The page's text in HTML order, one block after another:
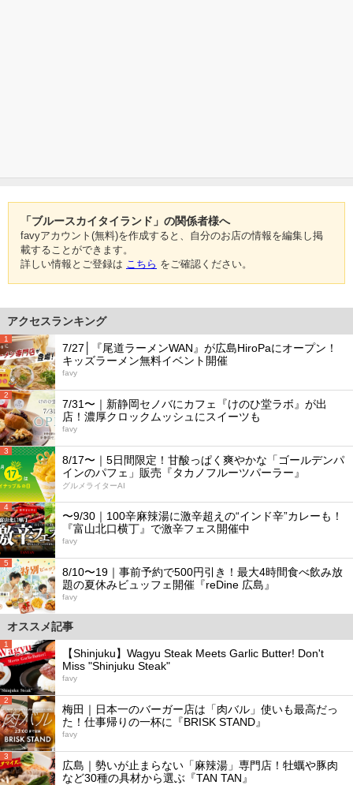
「ブルースカイタイランド」の関係者様へ
favyアカウント(無料)を作成すると、自分のお店の情報を編集し掲
載することができます。
詳しい情報とご登録は こちら をご確認ください。
アクセスランキング
1
7/27│『尾道ラーメンWAN』が広島HiroPaにオープン！
キッズラーメン無料イベント開催
favy
2
7/31〜｜新静岡セノバにカフェ『けのひ堂ラボ』が出
店！濃厚クロックムッシュにスイーツも
favy
3
8/17〜｜5日間限定！甘酸っぱく爽やかな「ゴールデンパ
インのパフェ」販売『タカノフルーツパーラー』
グルメライターAI
4
〜9/30｜100辛麻辣湯に激辛超えの“インド辛”カレーも！
『富山北口横丁』で激辛フェス開催中
favy
5
8/10〜19｜事前予約で500円引き！最大4時間食べ飲み放
題の夏休みビュッフェ開催『reDine 広島』
favy
オススメ記事
1
【Shinjuku】Wagyu Steak Meets Garlic Butter! Don't
Miss "Shinjuku Steak"
favy
2
梅田｜日本一のバーガー店は「肉バル」使いも最高だっ
た！仕事帰りの一杯に『BRISK STAND』
favy
3
広島｜勢いが止まらない「麻辣湯」専門店！牡蠣や豚肉
など30種の具材から選ぶ『TAN TAN』